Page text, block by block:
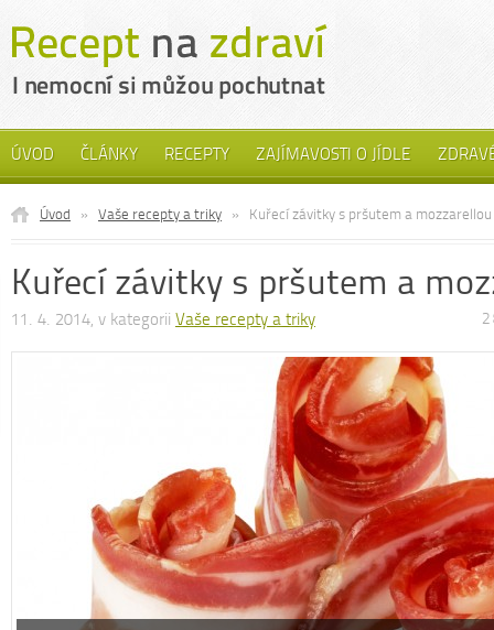
ÚVOD ČLÁNKY RECEPTY ZAJÍMAVOSTI O JÍDLE
Úvod » Vaše recepty a triky » Kuřecí závitky s pršutem a mozzarellou
Kuřecí závitky s pršutem a
11. 4. 2014, v kategorii Vaše recepty a triky